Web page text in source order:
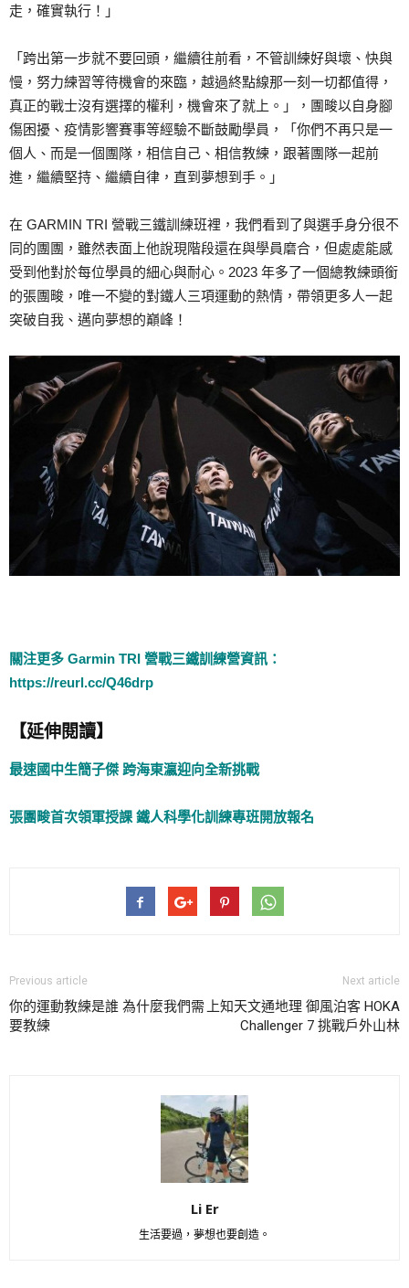
走，確實執行！」
「跨出第一步就不要回頭，繼續往前看，不管訓練好與壞、快與
慢，努力練習等待機會的來臨，越過終點線那一刻一切都值得，
真正的戰士沒有選擇的權利，機會來了就上。」，團畯以自身腳
傷困擾、疫情影響賽事等經驗不斷鼓勵學員，「你們不再只是一
個人、而是一個團隊，相信自己、相信教練，跟著團隊一起前
進，繼續堅持、繼續自律，直到夢想到手。」
在 GARMIN TRI 營戰三鐵訓練班裡，我們看到了與選手身分很不
同的團團，雖然表面上他說現階段還在與學員磨合，但處處能感
受到他對於每位學員的細心與耐心。2023 年多了一個總教練頭銜
的張團畯，唯一不變的對鐵人三項運動的熱情，帶領更多人一起
突破自我、邁向夢想的巔峰！
關注更多 Garmin TRI 營戰三鐵訓練營資訊：
https://reurl.cc/Q46drp
【延伸閱讀】
最速國中生簡子傑 跨海東瀛迎向全新挑戰
張團畯首次領軍授課 鐵人科學化訓練專班開放報名
Previous article
你的運動教練是誰 為什麼我們需
要教練
Next article
上知天文通地理 御風泊客 HOKA
Challenger 7 挑戰戶外山林
Li Er
生活要過，夢想也要創造。